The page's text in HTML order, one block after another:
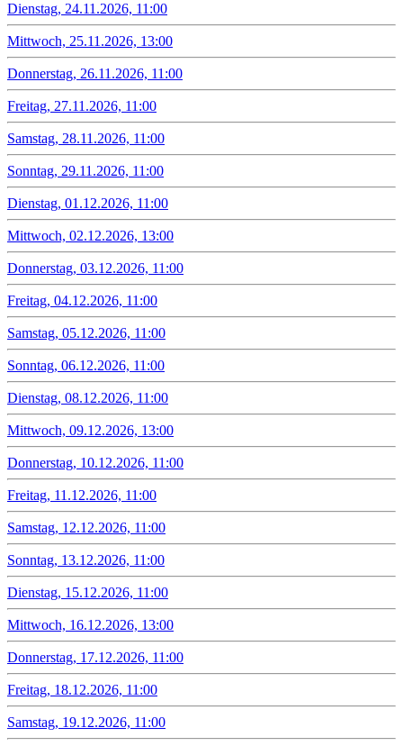
Dienstag, 24.11.2026, 11:00
Mittwoch, 25.11.2026, 13:00
Donnerstag, 26.11.2026, 11:00
Freitag, 27.11.2026, 11:00
Samstag, 28.11.2026, 11:00
Sonntag, 29.11.2026, 11:00
Dienstag, 01.12.2026, 11:00
Mittwoch, 02.12.2026, 13:00
Donnerstag, 03.12.2026, 11:00
Freitag, 04.12.2026, 11:00
Samstag, 05.12.2026, 11:00
Sonntag, 06.12.2026, 11:00
Dienstag, 08.12.2026, 11:00
Mittwoch, 09.12.2026, 13:00
Donnerstag, 10.12.2026, 11:00
Freitag, 11.12.2026, 11:00
Samstag, 12.12.2026, 11:00
Sonntag, 13.12.2026, 11:00
Dienstag, 15.12.2026, 11:00
Mittwoch, 16.12.2026, 13:00
Donnerstag, 17.12.2026, 11:00
Freitag, 18.12.2026, 11:00
Samstag, 19.12.2026, 11:00